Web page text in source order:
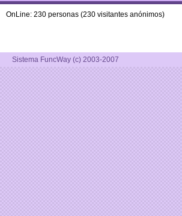
OnLine: 230 personas (230 visitantes anónimos)
Sistema FuncWay (c) 2003-2007